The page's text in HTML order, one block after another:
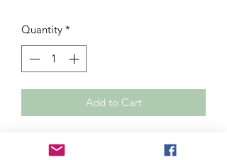
Quantity *
Add to Cart
Carnet de note Éléphant avec